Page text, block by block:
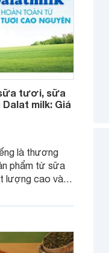
tươi, sữa
milk: Giá
là thương
phẩm từ sữa
lượng cao và
sữa chua